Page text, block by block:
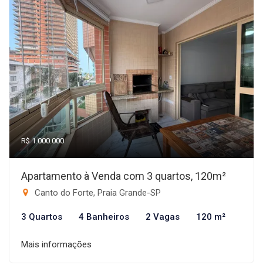
R$ 1.000.000
Apartamento à Venda com 3 quartos, 120m²
Canto do Forte, Praia Grande-SP
3 Quartos 4 Banheiros 2 Vagas 120 m²
Mais informações